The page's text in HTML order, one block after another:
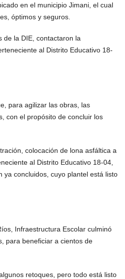
en el municipio Jimani, el cual
óptimos y seguros.
de la DIE, contactaron la
al Distrito Educativo 18-
para agilizar las obras, las
con el propósito de concluir los
colocación de lona asfáltica a
al Distrito Educativo 18-04,
ya concluidos, cuyo plantel está listo
Infraestructura Escolar culminó
para beneficiar a cientos de
retoques, pero todo está listo